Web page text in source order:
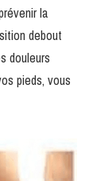
la
debout
douleurs
pieds, vous